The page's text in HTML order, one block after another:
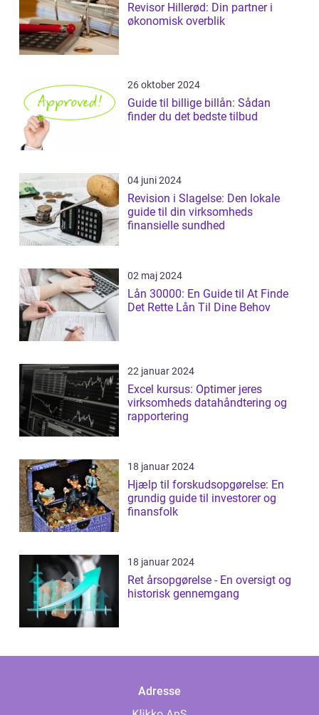
Revisor Hillerød: Din partner i
økonomisk overblik
26 oktober 2024
Guide til billige billån: Sådan
finder du det bedste tilbud
04 juni 2024
Revision i Slagelse: Den lokale
guide til din virksomheds
finansielle sundhed
02 maj 2024
Lån 30000: En Guide til At Finde
Det Rette Lån Til Dine Behov
22 januar 2024
Excel kursus: Optimer jeres
virksomheds datahåndtering og
rapportering
18 januar 2024
Hjælp til forskudsopgørelse: En
grundig guide til investorer og
finansfolk
18 januar 2024
Ret årsopgørelse - En oversigt og
historisk gennemgang
Adresse